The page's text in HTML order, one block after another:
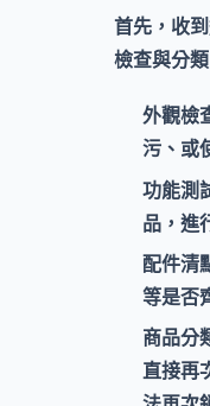
首先，收
檢查與分類
外觀檢
污、或
功能測
品，進
配件清
等是否
商品分
直接再